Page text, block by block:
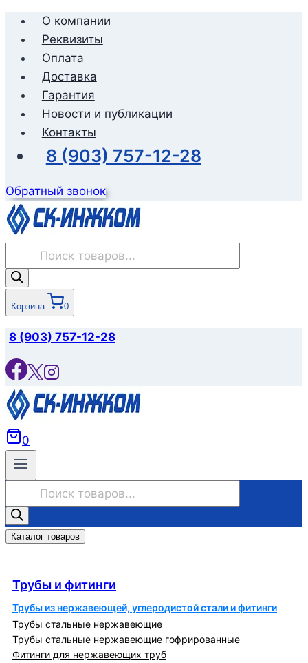
Перейти
содержимому
О компании
Реквизиты
Оплата
Доставка
Гарантия
Новости и публикации
Контакты
8 (903) 757-12-28
Обратный звонок
товаров
Корзина 0
8 (903) 757-12-28
0
товаров
Каталог товаров
Трубы и фитинги
Трубы из нержавеющей, углеродистой стали и фитинги
Трубы стальные нержавеющие
Трубы стальные нержавеющие гофрированные
Фитинги для нержавеющих труб